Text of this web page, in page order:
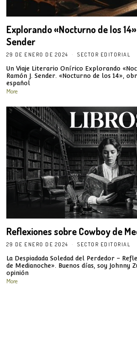
Explorando «Nocturno de los
Sender
29 DE ENERO DE 2024 SECTOR EDITORIAL
Un Viaje Literario Onírico Explorando
Ramón J. Sender. «Nocturno de los 14»,
español
More
Reflexiones sobre Cowboy de
29 DE ENERO DE 2024 SECTOR EDITORIAL
La Despiadada Soledad del Perdedor –
de Medianoche». Buenos días, soy Johnny
opinión
More